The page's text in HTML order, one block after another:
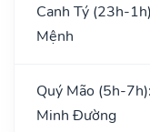
Canh Tý (23h-
Mệnh
Quý Mão (5h-7h):
Minh Đường